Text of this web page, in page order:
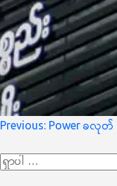
စာမူ
ပြ
Previous: Power ခလုတ်
ရှာ